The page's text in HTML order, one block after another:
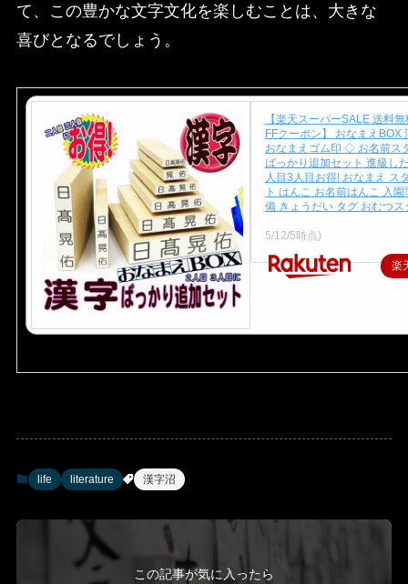
て、この豊かな文字文化を楽しむことは、大きな
喜びとなるでしょう。
【楽天スーパーSALE 送料
FFクーポン】 おなまえBOX
おなまえゴム印 ◇ お名前ス
ばっかり追加セット 進級し
人目3人目お得! おなまえ ス
ト はんこ お名前はんこ 入
備 きょうだい タグ おむつス
5/12/5時点)
楽
life literature 漢字沼
この記事が気に入ったら